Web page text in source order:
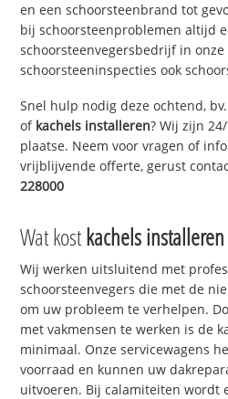
en een schoorsteenbrand tot
bij schoorsteenproblemen altijd
schoorsteenvegersbedrijf in
schoorsteeninspecties ook
Snel hulp nodig deze ochtend,
of kachels installeren? Wij zijn
plaatse. Neem voor vragen of
vrijblijvende offerte, gerust
228000
Wat kostkachels installeren
Wij werken uitsluitend met
schoorsteenvegers die met de
om uw probleem te verhelpen.
met vakmensen te werken is de
minimaal. Onze servicewagens
voorraad en kunnen uw
uitvoeren. Bij calamiteiten wordt